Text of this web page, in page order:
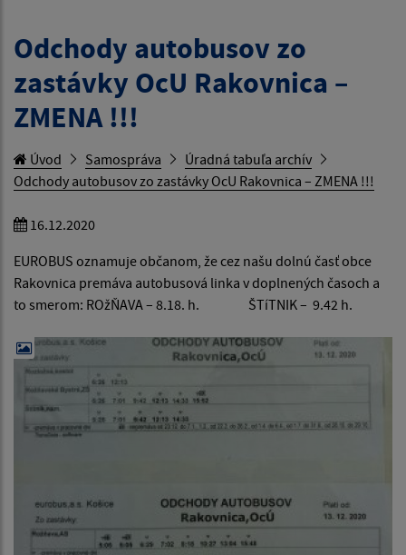
Odchody autobusov zo
zastávky OcU Rakovnica –
ZMENA !!!
Úvod Samospráva
Úradná tabuľa archív
Odchody autobusov zo zastávky OcU Rakovnica – ZMENA !!!
16.12.2020
EUROBUS oznamuje občanom, že cez našu dolnú časť obce
Rakovnica premáva autobusová linka v doplnených časoch a
to smerom: ROžŇAVA – 8.18. h. ŠTíTNIK – 9.42 h.